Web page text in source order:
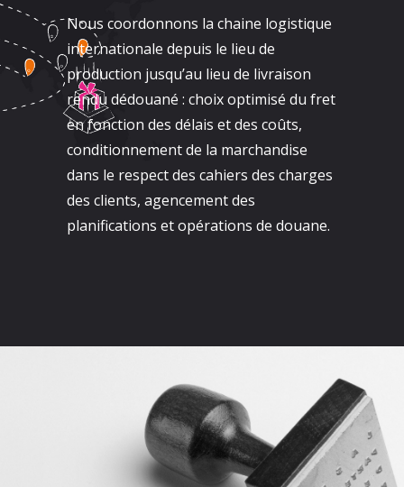
Nous coordonnons la chaine logistique
internationale depuis le lieu de
production jusqu’au lieu de livraison
rendu dédouané : choix optimisé du fret
en fonction des délais et des coûts,
conditionnement de la marchandise
dans le respect des cahiers des charges
des clients, agencement des
planifications et opérations de douane.